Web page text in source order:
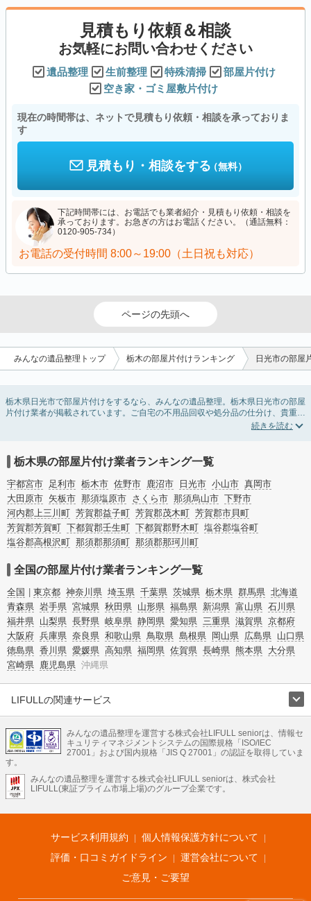
見積もり依頼＆相談
お気軽にお問い合わせください
遺品整理 生前整理 特殊清掃
部屋片付け
空き家・ゴミ屋敷片付け
現在の時間帯は、ネットで見積もり依頼・相談を承っておりま
す
見積もり・相談をする（無料）
下記時間帯には、お電話でも業者紹介・見積もり依頼・相談を
承っております。お急ぎの方はお電話ください。（通話無料：
0120-905-734）
お電話の受付時間 8:00～19:00（土日祝も対応）
ページの先頭へ
みんなの遺品整理トップ 栃木の部屋片付けランキング 日光市の部屋
栃木県日光市で部屋片付けをするなら、みんなの遺品整理。栃木県日光市の部屋
片付け業者が掲載されています。ご自宅の不用品回収や処分品の仕分け、貴重品
の捜索などの依頼ができます。栃木県日光市の部屋片付けの料金相場情報だけで
う。部屋片付けはいつか着手しようと思っていると、ついつい後回しになってし
まいますが、不用品だと思っていたものに思わぬ買取額が付いていることもあり
ます。
ご自分で無理なくできる片付け方法やご実家の片付けノウハウもお届けしていま
すので、ぜひあわせてご覧ください。
栃木県の部屋片付け業者ランキング一覧
宇都宮市 足利市 栃木市 佐野市 鹿沼市 日光市 小山市 真岡市
大田原市 矢板市 那須塩原市 さくら市 那須烏山市 下野市
河内郡上三川町 芳賀郡益子町 芳賀郡茂木町 芳賀郡市貝町
芳賀郡芳賀町 下都賀郡壬生町 下都賀郡野木町 塩谷郡塩谷町
塩谷郡高根沢町 那須郡那須町 那須郡那珂川町
全国の部屋片付け業者ランキング一覧
全国 東京都 神奈川県 埼玉県 千葉県 茨城県 栃木県 群馬県 北海道
青森県 岩手県 宮城県 秋田県 山形県 福島県 新潟県 富山県 石川県
福井県 山梨県 長野県 岐阜県 静岡県 愛知県 三重県 滋賀県 京都府
大阪府 兵庫県 奈良県 和歌山県 鳥取県 島根県 岡山県 広島県 山口県
徳島県 香川県 愛媛県 高知県 福岡県 佐賀県 長崎県 熊本県 大分県
宮崎県 鹿児島県 沖縄県
LIFULLの関連サービス
不動産・住宅
引越し 老人ホーム 地方創生 ママの就労支援
不動産クラウドファンディング 遺品整理 老後の暮らし情報
LIFULL HOME'Sのサービス
不動産・住宅
不動産査定 マンション専門売却査定 不動産投資 アドバイザー
不動産アーカイブ
空き家バンク 家賃相場 不動産会社
まちむすび
不動産用語集 住まいのお役立ち情報
LIFULL HOME'S PRESS
アプリ 不動産データ 不動産転職
みんなの遺品整理を運営する株式会社LIFULL seniorは、情報セ
キュリティマネジメントシステムの国際規格「ISO/IEC
27001」および国内規格「JIS Q 27001」の認証を取得していま
す。
みんなの遺品整理を運営する株式会社LIFULL seniorは、株式会社
LIFULL(東証プライム市場上場)のグループ企業です。
サービス利用規約
個人情報保護方針について
評価・口コミガイドライン
運営会社について
ご意見・ご要望